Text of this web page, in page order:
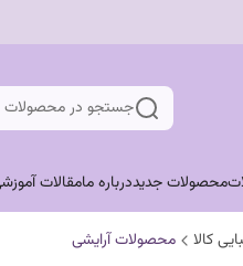
جستجو در محصولات
محصولات جدیددرباره مامقالات
محصولات آرایشی